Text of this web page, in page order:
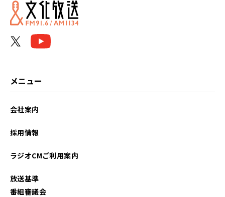
2023年10月
メニュー
会社案内
採用情報
ラジオCMご利用案内
放送基準
番組審議会